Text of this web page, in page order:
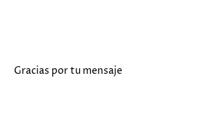
Gracias por tu mensaje